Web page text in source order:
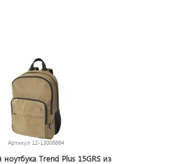
Артикул 12-13008664
ноутбука Trend Plus 15GRS из